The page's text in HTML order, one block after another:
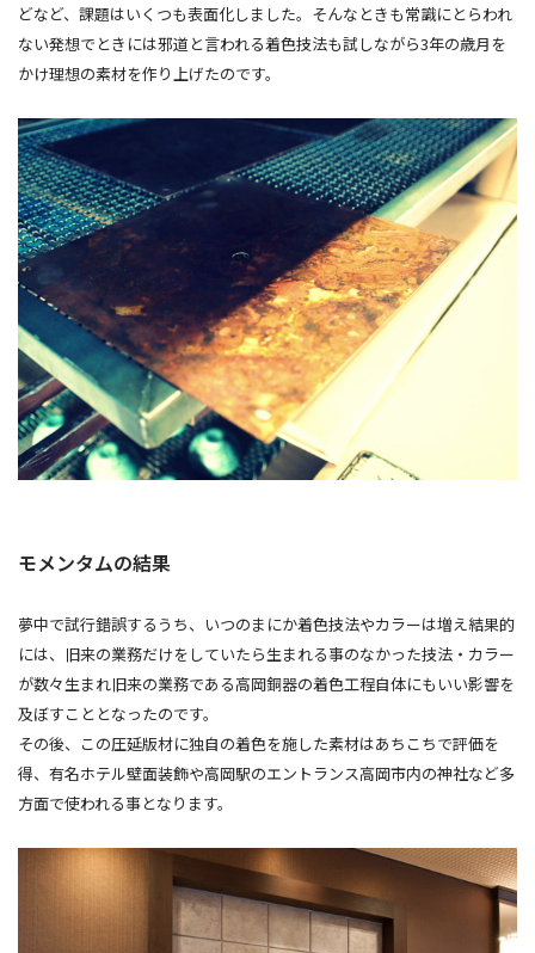
どなど、課題はいくつも表面化しました。そんなときも常識にとらわれ
ない発想でときには邪道と言われる着色技法も試しながら3年の歳月を
かけ理想の素材を作り上げたのです。
モメンタムの結果
夢中で試行錯誤するうち、いつのまにか着色技法やカラーは増え結果的
には、旧来の業務だけをしていたら生まれる事のなかった技法・カラー
が数々生まれ旧来の業務である高岡銅器の着色工程自体にもいい影響を
及ぼすこととなったのです。
その後、この圧延版材に独自の着色を施した素材はあちこちで評価を
得、有名ホテル壁面装飾や高岡駅のエントランス高岡市内の神社など多
方面で使われる事となります。